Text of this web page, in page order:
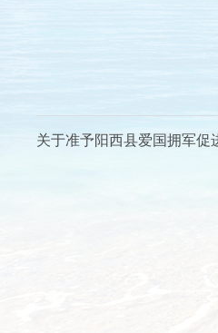
关于准予阳西县爱国拥军促